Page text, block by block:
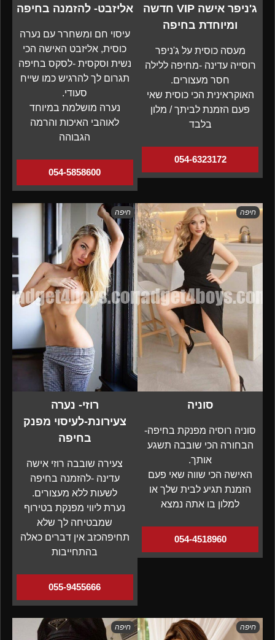
ג'ניפר אישה VIP חדשה
ומיוחדת בחיפה
מעסה כוסית על ג'ניפר
רוסייה עדינה -מחיפה ללילה
חסר מעצורים.
האוקראינית הכי כוסית שאי
פעם הזמנת לביתך / מלון
בלבד
054-6323172
אליזבט- להזמנה בחיפה
עיסוי חם ומשחרר עם נערה
כוסית, אליזבט האישה הכי
נשית וסקסית -לסקס בחיפה
תגרום לך להרגיש כמו שייח
סעודי.
נערה מושלמת במיוחד
לאוהבי האיכות והרמה
הגבוהה
054-5858600
חיפה
סוניה
סוניה רוסיה מפנקת בחיפה-
הבחורה הכי שובבה תשגע
אותך.
האישה הכי שווה שאי פעם
הזמנת תגיע לבית שלך או
למלון בו אתה נמצא
054-4518960
חיפה
רוזי- נערה
צעירונת-לעיסוי מפנק
בחיפה
צעירה שובבה רוזי אישה
עדינה -להזמנה בחיפה
לשעות ללא מעצורים.
נערת ליווי מפנקת בטירוף
שמבטיחה לך שלא
תחיפהכזב אין דברים כאלה
בהתחייבות
055-9455666
חיפה חיפה